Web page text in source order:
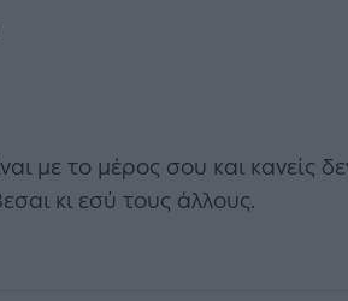
με το μέρος σου και κανείς
κι εσύ τους άλλους.